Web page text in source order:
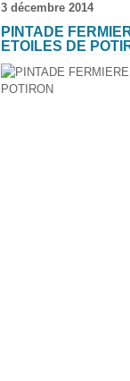
3 décembre 2014
PINTADE
ETOILES DE